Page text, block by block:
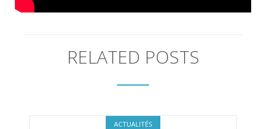
RELATED POSTS
ACTUALITÉS